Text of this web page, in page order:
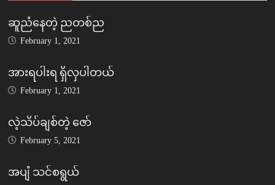
ဆူညံနေတဲ့ ညတစ်ည
February 1, 2021
အားရပါးရ ရှိလှပါတယ်
February 1, 2021
လဲ့သိပ်ချစ်တဲ့ ဇော်
February 5, 2021
အပျံ သင်စရွယ်